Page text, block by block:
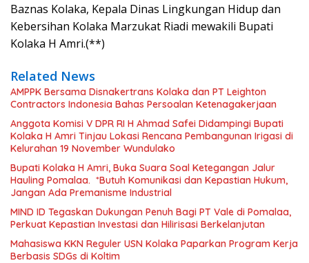
Baznas Kolaka, Kepala Dinas Lingkungan Hidup dan
Kebersihan Kolaka Marzukat Riadi mewakili Bupati
Kolaka H Amri.(**)
Related News
AMPPK Bersama Disnakertrans Kolaka dan PT Leighton
Contractors Indonesia Bahas Persoalan Ketenagakerjaan
Anggota Komisi V DPR RI H Ahmad Safei Didampingi Bupati
Kolaka H Amri Tinjau Lokasi Rencana Pembangunan Irigasi di
Kelurahan 19 November Wundulako
Bupati Kolaka H Amri, Buka Suara Soal Ketegangan Jalur
Hauling Pomalaa. *Butuh Komunikasi dan Kepastian Hukum,
Jangan Ada Premanisme Industrial
MIND ID Tegaskan Dukungan Penuh Bagi PT Vale di Pomalaa,
Perkuat Kepastian Investasi dan Hilirisasi Berkelanjutan
Mahasiswa KKN Reguler USN Kolaka Paparkan Program Kerja
Berbasis SDGs di Koltim